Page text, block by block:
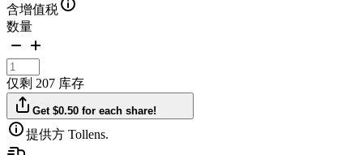
含增值税
数量
仅剩 207 库存
Get $0.50 for each share!
提供方 Tollens.